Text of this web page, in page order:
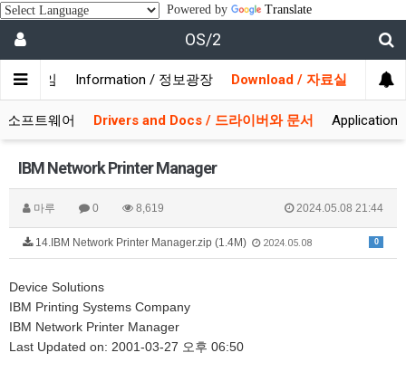
Powered by Translate
OS/2
자모임 Information / 정보광장 Download / 자료실
소프트웨어 Drivers and Docs / 드라이버와 문서
IBM Network Printer Manager
마루 0 8,619 2024.05.08 21:44
0
14.IBM Network Printer Manager.zip (1.4M) 2024.05.08
Device Solutions
IBM Printing Systems Company
IBM Network Printer Manager
Last Updated on: 2001-03-27 오후 06:50